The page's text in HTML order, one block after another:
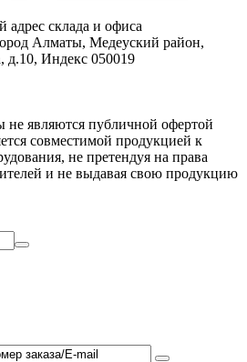
склада и офиса
Алматы, Медеуский район,
д.10, Индекс 050019
не являются публичной офертой
совместимой продукцией к
не претендуя на права
и не выдавая свою продукцию